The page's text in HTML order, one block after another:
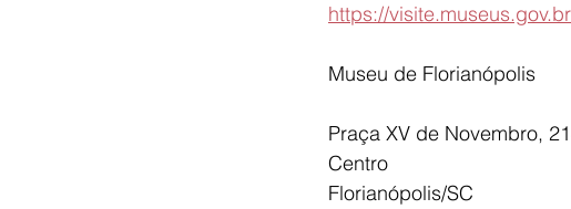
https://
Museu de Florianópolis
Praça XV de Novembro,
Centro
Florianópolis/SC